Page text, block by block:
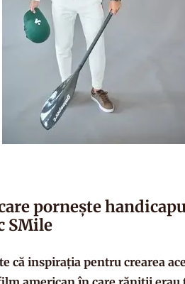
pornește
SMile
că inspirația pentru crearea